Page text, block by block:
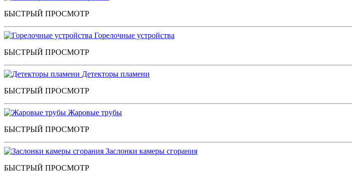
БЫСТРЫЙ ПРОСМОТР
Горелочные устройства
БЫСТРЫЙ ПРОСМОТР
Детекторы пламени
БЫСТРЫЙ ПРОСМОТР
Жаровые трубы
БЫСТРЫЙ ПРОСМОТР
Заслонки камеры сгорания
БЫСТРЫЙ ПРОСМОТР